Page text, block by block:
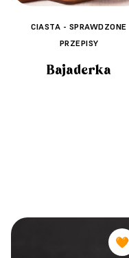
CIASTA - SPRAWDZONE
PRZEPISY
Bajaderka
🧡